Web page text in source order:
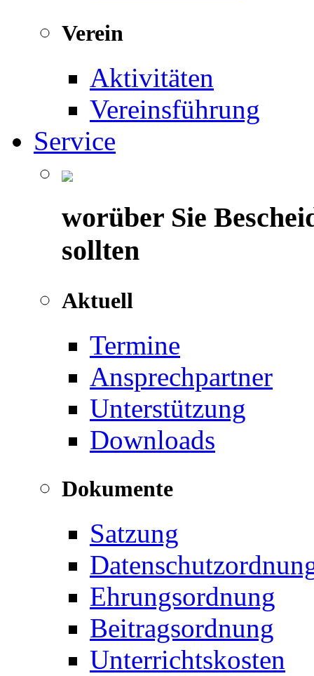
Verein
Aktivitäten
Vereinsführung
Service
worüber Sie
sollten
Aktuell
Termine
Ansprechpartner
Unterstützung
Downloads
Dokumente
Satzung
Ehrungsordnung
Beitragsordnung
Unterrichtskosten